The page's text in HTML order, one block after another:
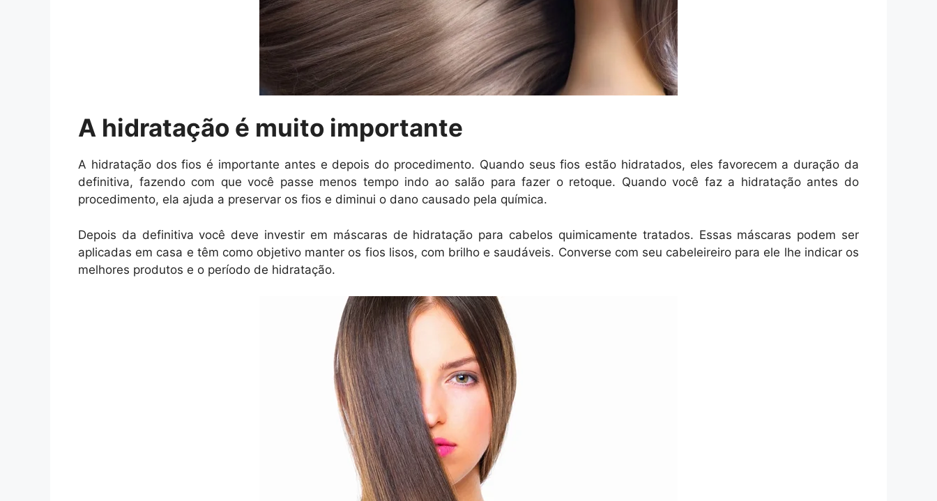
A hidratação é muito importante
A hidratação dos fios é importante antes e depois do procedimento. Quando seus fios estão hidratados, eles favorecem a duração da
definitiva, fazendo com que você passe menos tempo indo ao salão para fazer o retoque. Quando você faz a hidratação antes do
procedimento, ela ajuda a preservar os fios e diminui o dano causado pela química.
Depois da definitiva você deve investir em máscaras de hidratação para cabelos quimicamente tratados. Essas máscaras podem ser
aplicadas em casa e têm como objetivo manter os fios lisos, com brilho e saudáveis. Converse com seu cabeleireiro para ele lhe indicar os
melhores produtos e o período de hidratação.